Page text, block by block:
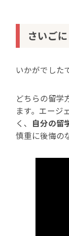
さいごに
いかがでした
どちらの留学
ます。エージ
く、 自分の留
慎重に後悔の